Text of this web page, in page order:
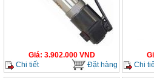
Giá: 3.902.000VND
Chi tiết
Đặt hàng
Chi